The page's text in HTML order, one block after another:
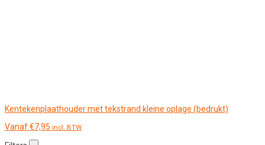
Kentekenplaathouder met tekstrand kleine oplage (bedrukt)
Vanaf€7,95 incl. BTW